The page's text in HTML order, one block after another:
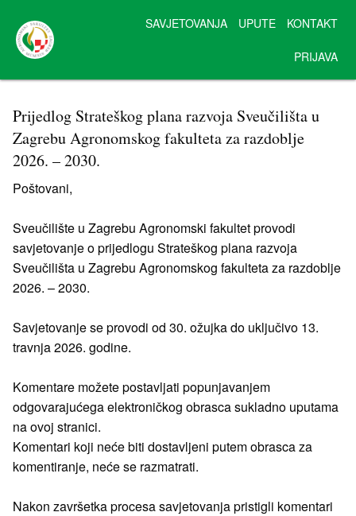
SAVJETOVANJA UPUTE KONTAKT
PRIJAVA
Prijedlog Strateškog plana razvoja Sveučilišta u
Zagrebu Agronomskog fakulteta za razdoblje
2026. – 2030.
Poštovani,
Sveučilište u Zagrebu Agronomski fakultet provodi
savjetovanje o prijedlogu Strateškog plana razvoja
Sveučilišta u Zagrebu Agronomskog fakulteta za razdoblje
2026. – 2030.
Savjetovanje se provodi od 30. ožujka do uključivo 13.
travnja 2026. godine.
Komentare možete postavljati popunjavanjem
odgovarajućega elektroničkog obrasca sukladno uputama
na ovoj stranici.
Komentari koji neće biti dostavljeni putem obrasca za
komentiranje, neće se razmatrati.
Nakon završetka procesa savjetovanja pristigli komentari